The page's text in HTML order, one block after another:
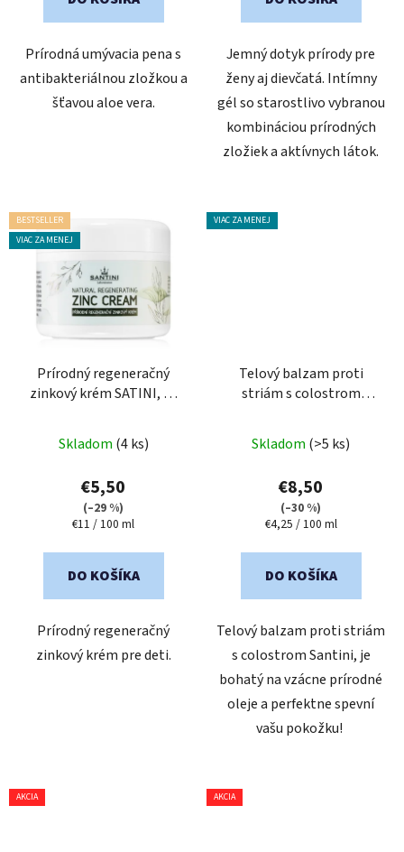
Prírodná umývacia pena s
antibakteriálnou zložkou a
šťavou aloe vera.
Jemný dotyk prírody pre
ženy aj dievčatá. Intímny
gél so starostlivo vybranou
kombináciou prírodných
zložiek a aktívnych látok.
BESTSELLER
VIAC ZA MENEJ
Prírodný regeneračný
zinkový krém SATINI, 50
hodnotenie
produktu
je
5,0
z
5
hviezdičiek.
Skladom (4 ks)
€5,50
(–29 %)
Jednotková
€11 / 100 ml
DO KOŠÍKA
Prírodný regeneračný
zinkový krém pre deti.
VIAC ZA MENEJ
Telový balzam proti
striám s colostrom
hodnotenie
produktu
je
5,0
z
5
hviezdičiek.
Skladom (>5 ks)
€8,50
(–30 %)
Jednotková
€4,25 / 100 ml
DO KOŠÍKA
Telový balzam proti striám
s colostrom Santini, je
bohatý na vzácne prírodné
oleje a perfektne spevní
vašu pokožku!
AKCIA AKCIA